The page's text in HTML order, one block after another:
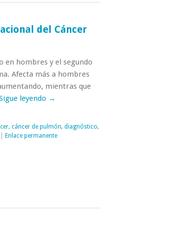
del Cáncer
en hombres y el segundo
Afecta más a hombres
mientras que
leyendo →
, cáncer de pulmón, diagnóstico,
Enlace permanente